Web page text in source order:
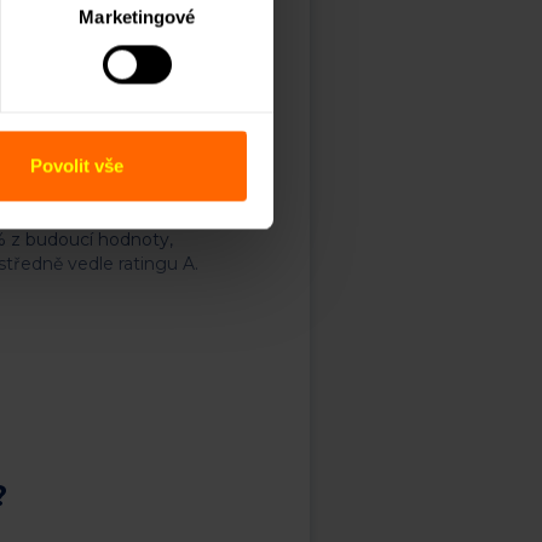
Marketingové
Povolit vše
prefabrikovaný systém
má za následek
chybovosti při výstavbě a
zádveří v návaznosti
hlavního obytného
ložnici a koupelnu. K
plochou 100 m2.
z budoucí hodnoty,
vedle ratingu A.